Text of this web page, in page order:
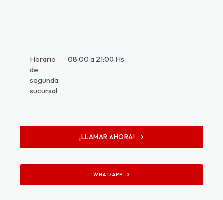
Horario
de
segunda
sucursal
08:00 a 21:00 Hs
¡LLAMAR AHORA!
WHATSAPP